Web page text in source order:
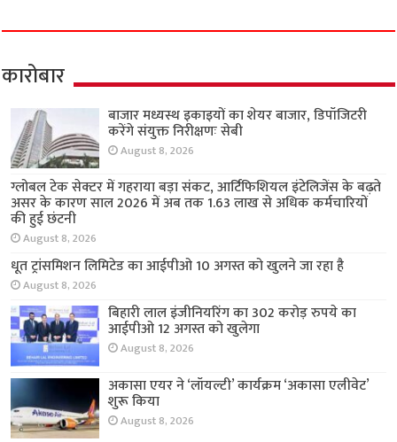
कारोबार
बाजार मध्यस्थ इकाइयों का शेयर बाजार, डिपॉजिटरी
करेंगे संयुक्त निरीक्षणः सेबी
August 8, 2026
ग्लोबल टेक सेक्टर में गहराया बड़ा संकट, आर्टिफिशियल इंटेलिजेंस के बढ़ते
असर के कारण साल 2026 में अब तक 1.63 लाख से अधिक कर्मचारियों
की हुई छंटनी
August 8, 2026
धूत ट्रांसमिशन लिमिटेड का आईपीओ 10 अगस्त को खुलने जा रहा है
August 8, 2026
बिहारी लाल इंजीनियरिंग का 302 करोड़ रुपये का
आईपीओ 12 अगस्त को खुलेगा
August 8, 2026
अकासा एयर ने ‘लॉयल्टी’ कार्यक्रम ‘अकासा एलीवेट’
शुरू किया
August 8, 2026